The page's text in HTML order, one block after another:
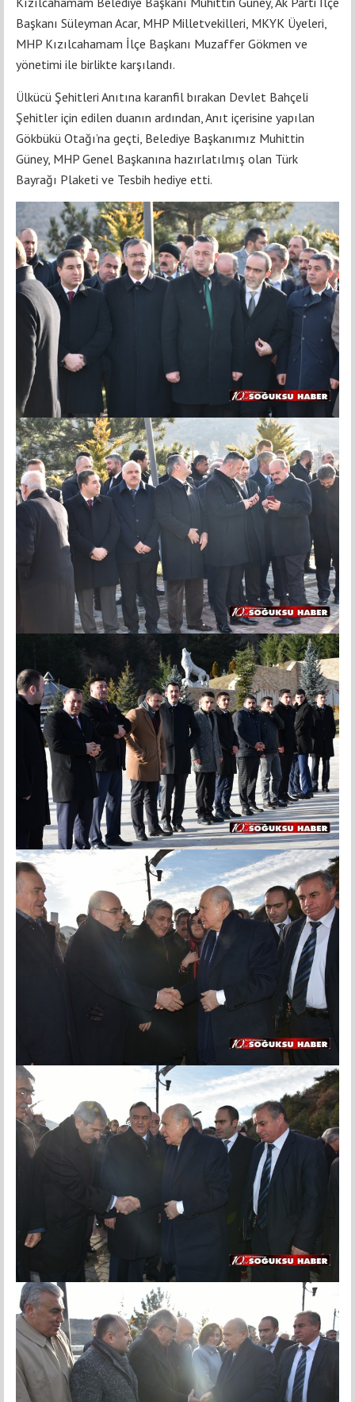
Başkanı Süleyman Acar, MHP Milletvekilleri, MKYK Üyeleri,
MHP Kızılcahamam İlçe Başkanı Muzaffer Gökmen ve
yönetimi ile birlikte karşılandı.
Ülkücü Şehitleri Anıtına karanfil bırakan Devlet Bahçeli
Şehitler için edilen duanın ardından, Anıt içerisine yapılan
Gökbükü Otağı’na geçti, Belediye Başkanımız Muhittin
Güney, MHP Genel Başkanına hazırlatılmış olan Türk
Bayrağı Plaketi ve Tesbih hediye etti.